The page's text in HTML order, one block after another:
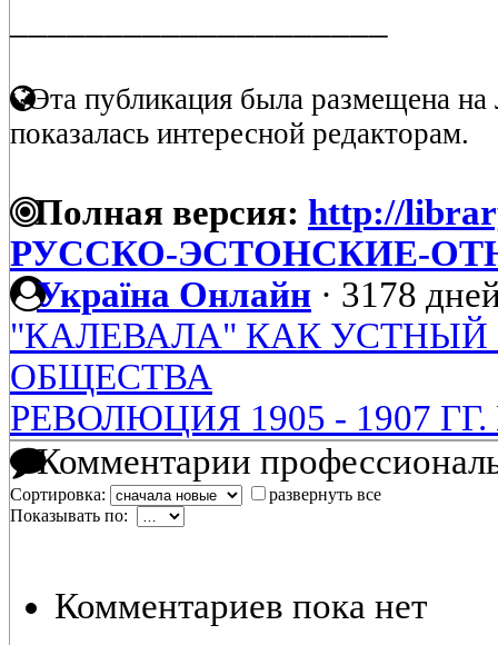
Эта публикация была размещена на
показалась интересной редакторам.
Полная версия: http://
РУССКО-ЭСТОНСКИЕ-
Україна Онлайн · 3178
"КАЛЕВАЛА" КАК
ОБЩЕСТВА
РЕВОЛЮЦИЯ 1905 - 1907
Комментарии
Сортировка:
развернуть все
Показывать по:
Комментариев пока нет